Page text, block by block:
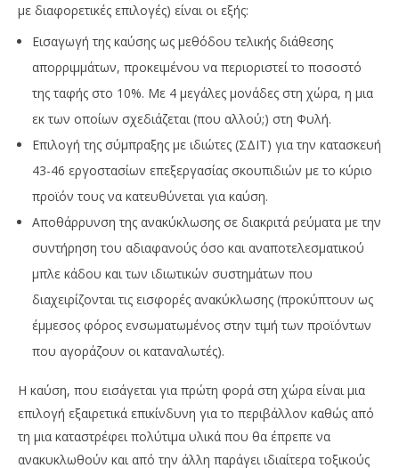
με διαφορετικές επιλογές) είναι οι εξής:
Εισαγωγή της καύσης ως μεθόδου τελικής διάθεσης
απορριμμάτων, προκειμένου να περιοριστεί το ποσοστό
της ταφής στο 10%. Με 4 μεγάλες μονάδες στη χώρα, η μια
εκ των οποίων σχεδιάζεται (που αλλού;) στη Φυλή.
Επιλογή της σύμπραξης με ιδιώτες (ΣΔΙΤ) για την κατασκευή
43-46 εργοστασίων επεξεργασίας σκουπιδιών με το κύριο
προϊόν τους να κατευθύνεται για καύση.
Αποθάρρυνση της ανακύκλωσης σε διακριτά ρεύματα με την
συντήρηση του αδιαφανούς όσο και αναποτελεσματικού
μπλε κάδου και των ιδιωτικών συστημάτων που
διαχειρίζονται τις εισφορές ανακύκλωσης (προκύπτουν ως
έμμεσος φόρος ενσωματωμένος στην τιμή των προϊόντων
που αγοράζουν οι καταναλωτές).
Η καύση, που εισάγεται για πρώτη φορά στη χώρα είναι μια
επιλογή εξαιρετικά επικίνδυνη για το περιβάλλον καθώς από
τη μια καταστρέφει πολύτιμα υλικά που θα έπρεπε να
ανακυκλωθούν και από την άλλη παράγει ιδιαίτερα τοξικούς